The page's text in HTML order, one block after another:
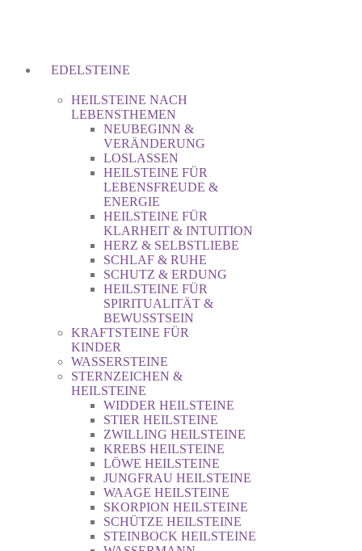
EDELSTEINE
HEILSTEINE NACH
LEBENSTHEMEN
NEUBEGINN &
VERÄNDERUNG
LOSLASSEN
HEILSTEINE FÜR
LEBENSFREUDE &
ENERGIE
HEILSTEINE FÜR
KLARHEIT & INTUITION
HERZ & SELBSTLIEBE
SCHLAF & RUHE
SCHUTZ & ERDUNG
HEILSTEINE FÜR
SPIRITUALITÄT &
BEWUSSTSEIN
KRAFTSTEINE FÜR
KINDER
WASSERSTEINE
STERNZEICHEN &
HEILSTEINE
WIDDER HEILSTEINE
STIER HEILSTEINE
ZWILLING HEILSTEINE
KREBS HEILSTEINE
LÖWE HEILSTEINE
JUNGFRAU HEILSTEINE
WAAGE HEILSTEINE
SKORPION HEILSTEINE
SCHÜTZE HEILSTEINE
STEINBOCK HEILSTEINE